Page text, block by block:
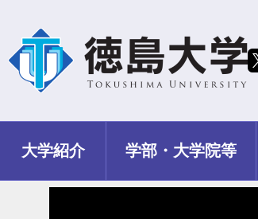
大学紹介 学部・大学院等